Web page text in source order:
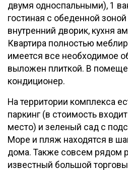
двумя односпальными), 1
гостиная с обеденной
внутренний дворик, кухня
Квартира полностью
имеется все необходимое
выложен плиткой. В
кондиционер.
На территории комплекса
паркинг (в стоимость
место) и зеленый сад с
Море и пляж находятся в
дома. Также совсем рядом
известный большой